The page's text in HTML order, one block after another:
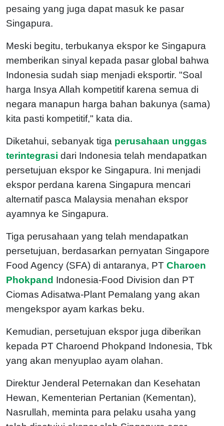
pesaing yang juga dapat masuk ke pasar
Singapura.
Meski begitu, terbukanya ekspor ke Singapura
memberikan sinyal kepada pasar global bahwa
Indonesia sudah siap menjadi eksportir. "Soal
harga Insya Allah kompetitif karena semua di
negara manapun harga bahan bakunya (sama)
kita pasti kompetitif," kata dia.
Diketahui, sebanyak tiga perusahaan unggas
terintegrasi dari Indonesia telah mendapatkan
persetujuan ekspor ke Singapura. Ini menjadi
ekspor perdana karena Singapura mencari
alternatif pasca Malaysia menahan ekspor
ayamnya ke Singapura.
Tiga perusahaan yang telah mendapatkan
persetujuan, berdasarkan pernyatan Singapore
Food Agency (SFA) di antaranya, PT Charoen
Phokpand Indonesia-Food Division dan PT
Ciomas Adisatwa-Plant Pemalang yang akan
mengekspor ayam karkas beku.
Kemudian, persetujuan ekspor juga diberikan
kepada PT Charoend Phokpand Indonesia, Tbk
yang akan menyuplao ayam olahan.
Direktur Jenderal Peternakan dan Kesehatan
Hewan, Kementerian Pertanian (Kementan),
Nasrullah, meminta para pelaku usaha yang